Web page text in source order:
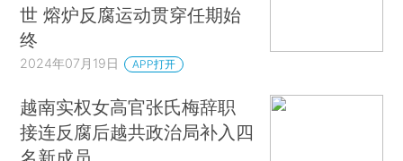
世 熔炉反腐运动贯穿任期始
终
2024年07月19日 APP打开
越南实权女高官张氏梅辞职
接连反腐后越共政治局补入四